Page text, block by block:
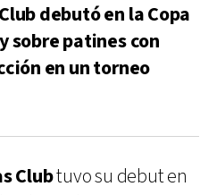
debutó en la Copa
sobre patines con
en un torneo
Clubtuvo su debut en